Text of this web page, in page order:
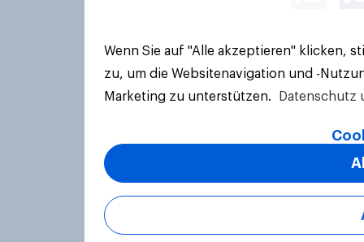
Wenn Sie auf "Alle akzeptieren" klicken,
zu, um die Websitenavigation und -
Marketing zu unterstützen.
Datenschutz